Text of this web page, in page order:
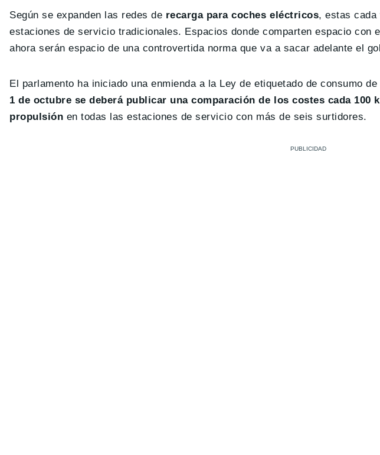
Según se expanden las redes de recarga para coches eléctricos, estas cada
estaciones de servicio tradicionales. Espacios donde comparten espacio con
ahora serán espacio de una controvertida norma que va a sacar adelante el
El parlamento ha iniciado una enmienda a la Ley de etiquetado de consumo
1 de octubre se deberá publicar una comparación de los costes cada
propulsión en todas las estaciones de servicio con más de seis surtidores.